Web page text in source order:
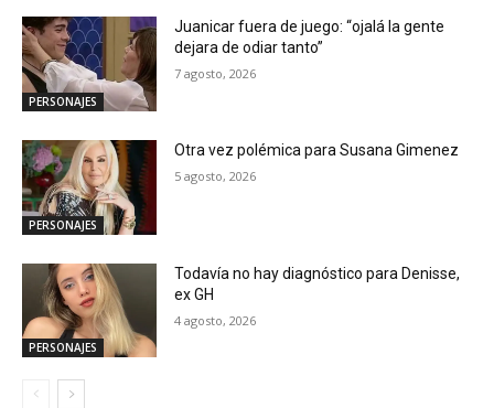
PERSONAJES
Juanicar fuera de juego: “ojalá la gente
dejara de odiar tanto”
7 agosto, 2026
PERSONAJES
Otra vez polémica para Susana Gimenez
5 agosto, 2026
PERSONAJES
Todavía no hay diagnóstico para Denisse,
ex GH
4 agosto, 2026